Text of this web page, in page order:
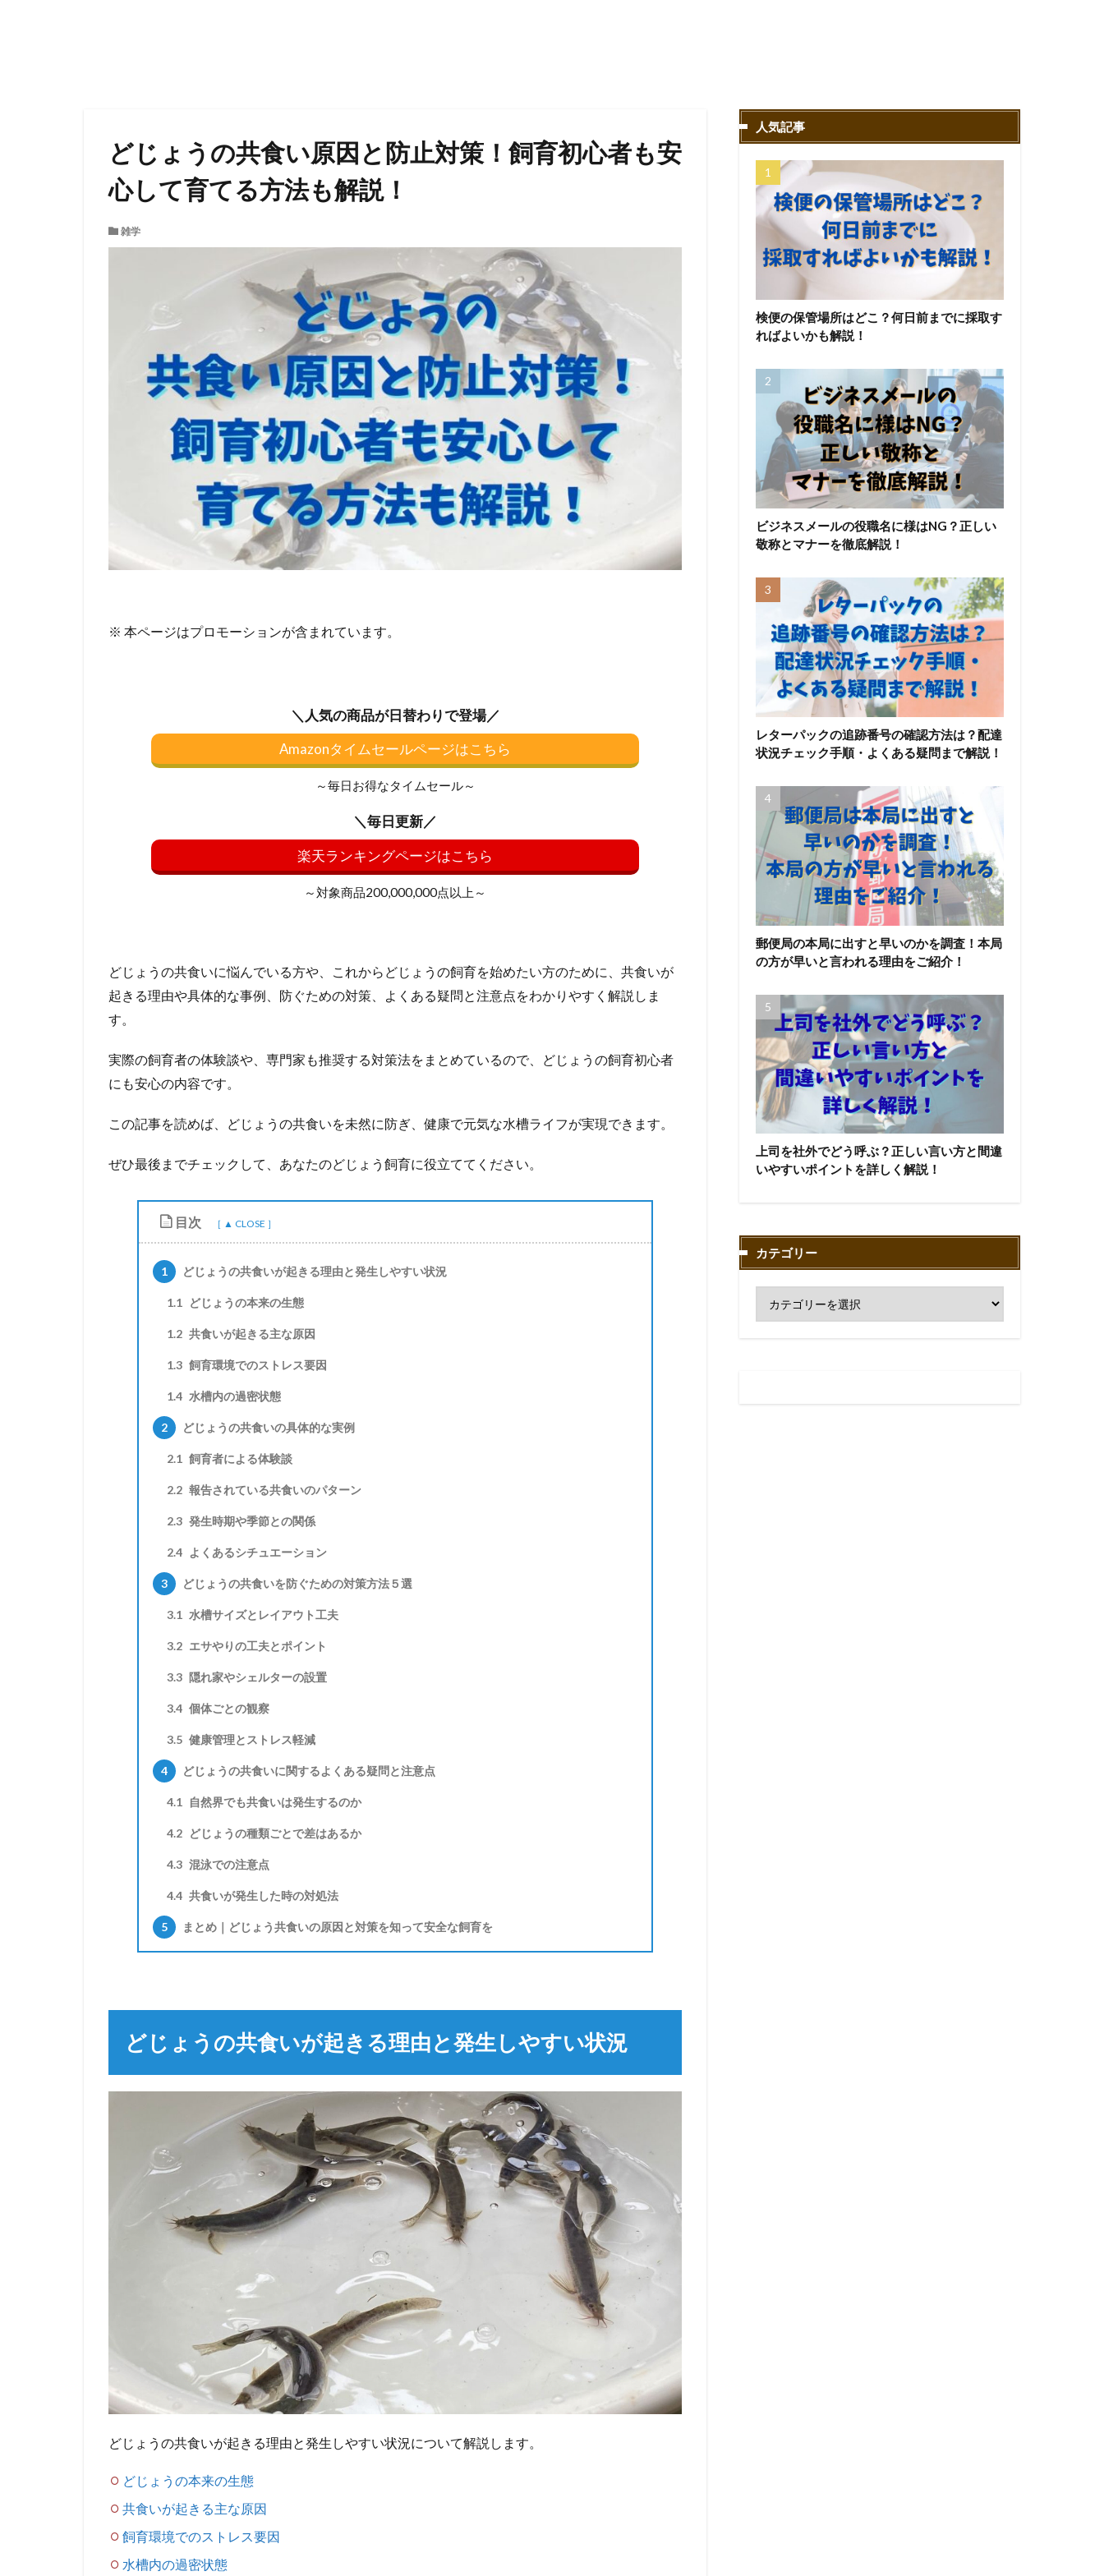
どじょうの共食い原因と防止対策！飼育初心者も安
心して育てる方法も解説！
雑学
※ 本ページはプロモーションが含まれています。
＼人気の商品が日替わりで登場／
Amazonタイムセールページはこちら
～毎日お得なタイムセール～
＼毎日更新／
楽天ランキングページはこちら
～対象商品200,000,000点以上～
どじょうの共食いに悩んでいる方や、これからどじょうの飼育を始めたい方のために、共食いが
起きる理由や具体的な事例、防ぐための対策、よくある疑問と注意点をわかりやすく解説しま
す。
実際の飼育者の体験談や、専門家も推奨する対策法をまとめているので、どじょうの飼育初心者
にも安心の内容です。
この記事を読めば、どじょうの共食いを未然に防ぎ、健康で元気な水槽ライフが実現できます。
ぜひ最後までチェックして、あなたのどじょう飼育に役立ててください。
目次
1 どじょうの共食いが起きる理由と発生しやすい状況
1.1 どじょうの本来の生態
1.2 共食いが起きる主な原因
1.3 飼育環境でのストレス要因
1.4 水槽内の過密状態
2 どじょうの共食いの具体的な実例
2.1 飼育者による体験談
2.2 報告されている共食いのパターン
2.3 発生時期や季節との関係
2.4 よくあるシチュエーション
3 どじょうの共食いを防ぐための対策方法５選
3.1 水槽サイズとレイアウト工夫
3.2 エサやりの工夫とポイント
3.3 隠れ家やシェルターの設置
3.4 個体ごとの観察
3.5 健康管理とストレス軽減
4 どじょうの共食いに関するよくある疑問と注意点
4.1 自然界でも共食いは発生するのか
4.2 どじょうの種類ごとで差はあるか
4.3 混泳での注意点
4.4 共食いが発生した時の対処法
5 まとめ｜どじょう共食いの原因と対策を知って安全な飼育を
どじょうの共食いが起きる理由と発生しやすい状況
どじょうの共食いが起きる理由と発生しやすい状況について解説します。
どじょうの本来の生態
共食いが起きる主な原因
飼育環境でのストレス要因
水槽内の過密状態
人気記事
検便の保管場所はどこ？何日前までに採取す
ればよいかも解説！
ビジネスメールの役職名に様はNG？正しい
敬称とマナーを徹底解説！
レターパックの追跡番号の確認方法は？配達
状況チェック手順・よくある疑問まで解説！
郵便局の本局に出すと早いのかを調査！本局
の方が早いと言われる理由をご紹介！
上司を社外でどう呼ぶ？正しい言い方と間違
いやすいポイントを詳しく解説！
カテゴリー